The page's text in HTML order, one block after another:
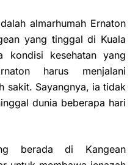
almarhumah Ernaton
yang tinggal di Kuala
kondisi kesehatan yang
harus menjalani
sakit. Sayangnya, ia tidak
dunia beberapa hari
berada di Kangean